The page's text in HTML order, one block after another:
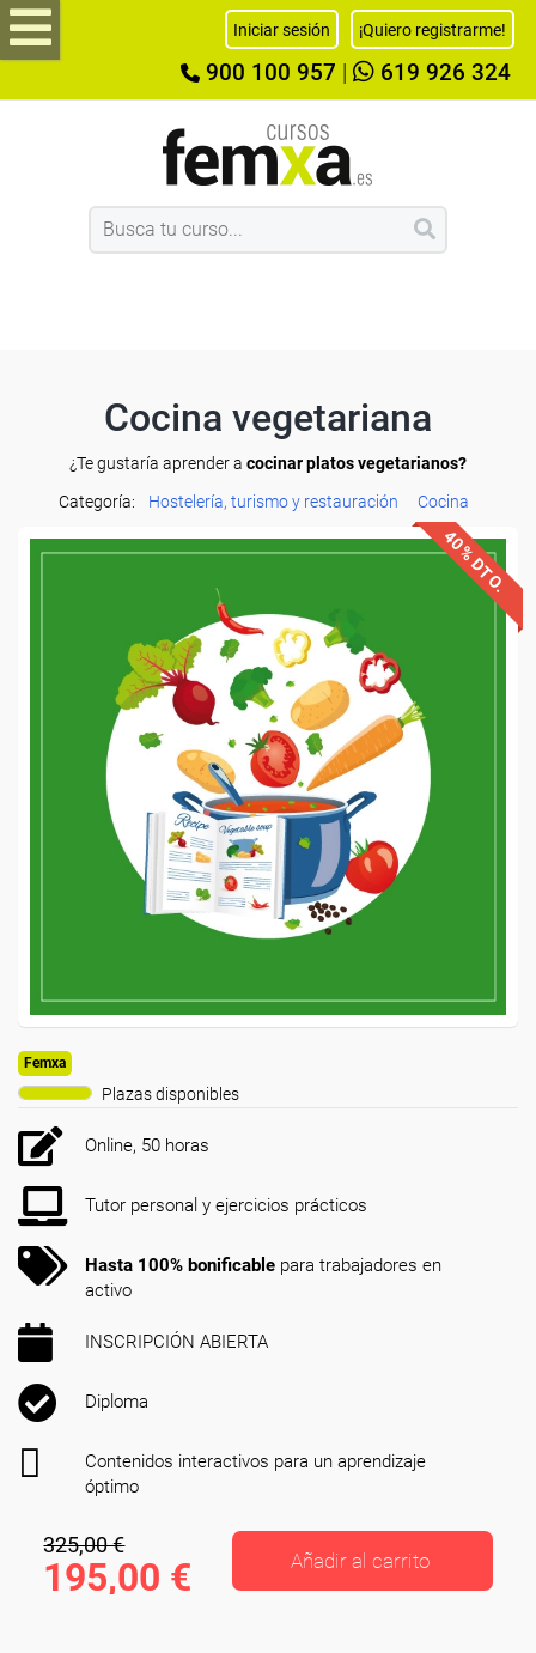
Iniciar sesión ¡Quiero registrarme!
900 100 957 619 926 324
Cocina vegetariana
¿Te gustaría aprender a cocinar platos vegetarianos?
Categoría:
Hostelería, turismo y restauración Cocina
40% DTO.
Femxa
Plazas disponibles
Online, 50 horas
Tutor personal y ejercicios prácticos
Hasta 100% bonificable para trabajadores en
activo
INSCRIPCIÓN ABIERTA
Diploma
Contenidos interactivos para un aprendizaje
óptimo
325,00 €
195,00 € Añadir al carrito